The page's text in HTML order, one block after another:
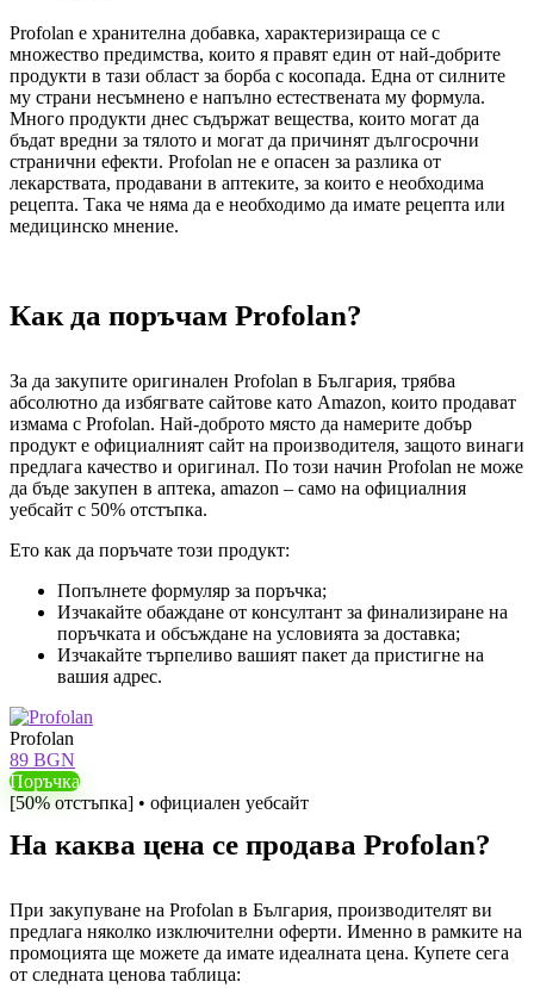
Profolan е хранителна добавка, характеризираща се с
множество предимства, които я правят един от най-добрите
продукти в тази област за борба с косопада. Една от силните
му страни несъмнено е напълно естествената му формула.
Много продукти днес съдържат вещества, които могат да
бъдат вредни за тялото и могат да причинят дългосрочни
странични ефекти. Profolan не е опасен за разлика от
лекарствата, продавани в аптеките, за които е необходима
рецепта. Така че няма да е необходимо да имате рецепта или
медицинско мнение.
Как да поръчам Profolan?
За да закупите оригинален Profolan в България, трябва
абсолютно да избягвате сайтове като Amazon, които продават
измама с Profolan. Най-доброто място да намерите добър
продукт е официалният сайт на производителя, защото винаги
предлага качество и оригинал. По този начин Profolan не може
да бъде закупен в аптека, amazon – само на официалния
уебсайт с 50% отстъпка.
Ето как да поръчате този продукт:
Попълнете формуляр за поръчка;
Изчакайте обаждане от консултант за финализиране на
поръчката и обсъждане на условията за доставка;
Изчакайте търпеливо вашият пакет да пристигне на
вашия адрес.
Profolan
89 BGN
Поръчка
[50% отстъпка] • официален уебсайт
На каква цена се продава Profolan?
При закупуване на Profolan в България, производителят ви
предлага няколко изключителни оферти. Именно в рамките на
промоцията ще можете да имате идеалната цена. Купете сега
от следната ценова таблица: